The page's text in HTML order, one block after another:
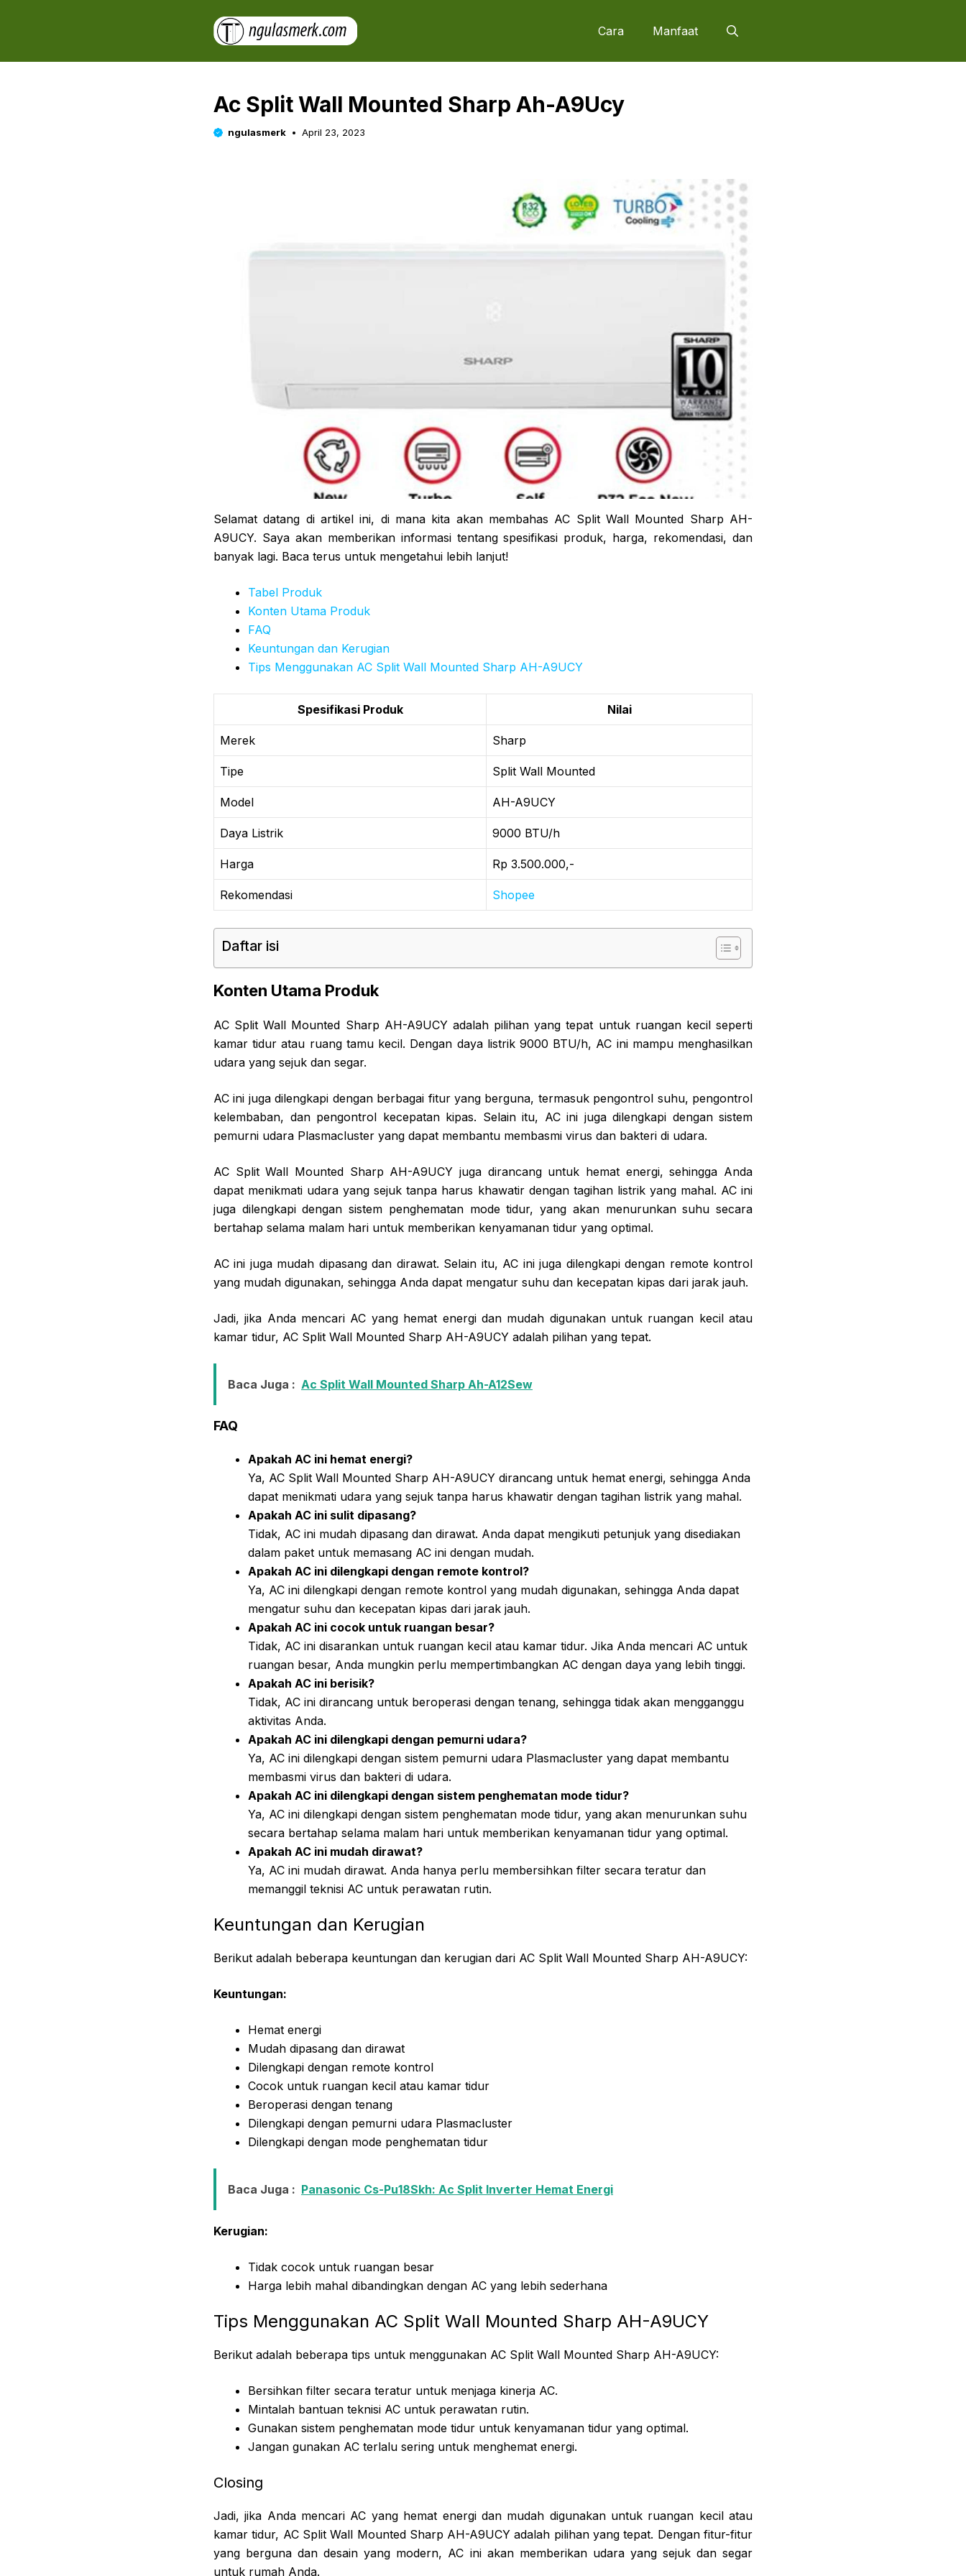
Cara Manfaat
Ac Split Wall Mounted Sharp Ah-A9Ucy
ngulasmerk April 23, 2023
Selamat datang di artikel ini, di mana kita akan membahas AC Split Wall Mounted Sharp AH-
A9UCY. Saya akan memberikan informasi tentang spesifikasi produk, harga, rekomendasi, dan
banyak lagi. Baca terus untuk mengetahui lebih lanjut!
Tabel Produk
Konten Utama Produk
FAQ
Keuntungan dan Kerugian
Tips Menggunakan AC Split Wall Mounted Sharp AH-A9UCY
Spesifikasi Produk Nilai
Merek Sharp
Tipe Split Wall Mounted
Model AH-A9UCY
Daya Listrik 9000 BTU/h
Harga Rp 3.500.000,-
Rekomendasi Shopee
Daftar isi
Konten Utama Produk
AC Split Wall Mounted Sharp AH-A9UCY adalah pilihan yang tepat untuk ruangan kecil seperti
kamar tidur atau ruang tamu kecil. Dengan daya listrik 9000 BTU/h, AC ini mampu menghasilkan
udara yang sejuk dan segar.
AC ini juga dilengkapi dengan berbagai fitur yang berguna, termasuk pengontrol suhu, pengontrol
kelembaban, dan pengontrol kecepatan kipas. Selain itu, AC ini juga dilengkapi dengan sistem
pemurni udara Plasmacluster yang dapat membantu membasmi virus dan bakteri di udara.
AC Split Wall Mounted Sharp AH-A9UCY juga dirancang untuk hemat energi, sehingga Anda
dapat menikmati udara yang sejuk tanpa harus khawatir dengan tagihan listrik yang mahal. AC ini
juga dilengkapi dengan sistem penghematan mode tidur, yang akan menurunkan suhu secara
bertahap selama malam hari untuk memberikan kenyamanan tidur yang optimal.
AC ini juga mudah dipasang dan dirawat. Selain itu, AC ini juga dilengkapi dengan remote kontrol
yang mudah digunakan, sehingga Anda dapat mengatur suhu dan kecepatan kipas dari jarak jauh.
Jadi, jika Anda mencari AC yang hemat energi dan mudah digunakan untuk ruangan kecil atau
kamar tidur, AC Split Wall Mounted Sharp AH-A9UCY adalah pilihan yang tepat.
Baca Juga : Ac Split Wall Mounted Sharp Ah-A12Sew
FAQ
Apakah AC ini hemat energi?
Ya, AC Split Wall Mounted Sharp AH-A9UCY dirancang untuk hemat energi, sehingga Anda
dapat menikmati udara yang sejuk tanpa harus khawatir dengan tagihan listrik yang mahal.
Apakah AC ini sulit dipasang?
Tidak, AC ini mudah dipasang dan dirawat. Anda dapat mengikuti petunjuk yang disediakan
dalam paket untuk memasang AC ini dengan mudah.
Apakah AC ini dilengkapi dengan remote kontrol?
Ya, AC ini dilengkapi dengan remote kontrol yang mudah digunakan, sehingga Anda dapat
mengatur suhu dan kecepatan kipas dari jarak jauh.
Apakah AC ini cocok untuk ruangan besar?
Tidak, AC ini disarankan untuk ruangan kecil atau kamar tidur. Jika Anda mencari AC untuk
ruangan besar, Anda mungkin perlu mempertimbangkan AC dengan daya yang lebih tinggi.
Apakah AC ini berisik?
Tidak, AC ini dirancang untuk beroperasi dengan tenang, sehingga tidak akan mengganggu
aktivitas Anda.
Apakah AC ini dilengkapi dengan pemurni udara?
Ya, AC ini dilengkapi dengan sistem pemurni udara Plasmacluster yang dapat membantu
membasmi virus dan bakteri di udara.
Apakah AC ini dilengkapi dengan sistem penghematan mode tidur?
Ya, AC ini dilengkapi dengan sistem penghematan mode tidur, yang akan menurunkan suhu
secara bertahap selama malam hari untuk memberikan kenyamanan tidur yang optimal.
Apakah AC ini mudah dirawat?
Ya, AC ini mudah dirawat. Anda hanya perlu membersihkan filter secara teratur dan
memanggil teknisi AC untuk perawatan rutin.
Keuntungan dan Kerugian
Berikut adalah beberapa keuntungan dan kerugian dari AC Split Wall Mounted Sharp AH-A9UCY:
Keuntungan:
Hemat energi
Mudah dipasang dan dirawat
Dilengkapi dengan remote kontrol
Cocok untuk ruangan kecil atau kamar tidur
Beroperasi dengan tenang
Dilengkapi dengan pemurni udara Plasmacluster
Dilengkapi dengan mode penghematan tidur
Baca Juga : Panasonic Cs-Pu18Skh: Ac Split Inverter Hemat Energi
Kerugian:
Tidak cocok untuk ruangan besar
Harga lebih mahal dibandingkan dengan AC yang lebih sederhana
Tips Menggunakan AC Split Wall Mounted Sharp AH-A9UCY
Berikut adalah beberapa tips untuk menggunakan AC Split Wall Mounted Sharp AH-A9UCY:
Bersihkan filter secara teratur untuk menjaga kinerja AC.
Mintalah bantuan teknisi AC untuk perawatan rutin.
Gunakan sistem penghematan mode tidur untuk kenyamanan tidur yang optimal.
Jangan gunakan AC terlalu sering untuk menghemat energi.
Closing
Jadi, jika Anda mencari AC yang hemat energi dan mudah digunakan untuk ruangan kecil atau
kamar tidur, AC Split Wall Mounted Sharp AH-A9UCY adalah pilihan yang tepat. Dengan fitur-fitur
yang berguna dan desain yang modern, AC ini akan memberikan udara yang sejuk dan segar
untuk rumah Anda.